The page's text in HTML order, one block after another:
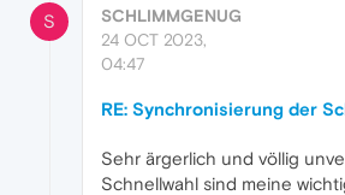
S
SCHLIMMGENUG
24 OCT 2023,
04:47
RE: Synchronisierung der
Sehr ärgerlich und völlig
Schnellwahl sind meine